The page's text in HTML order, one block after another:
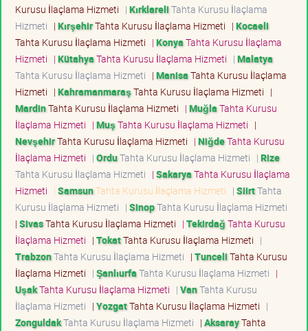
Kurusu İlaçlama Hizmeti | KırklareliTahta Kurusu İlaçlama
Hizmeti | KırşehirTahta Kurusu İlaçlama Hizmeti | Kocaeli
Tahta Kurusu İlaçlama Hizmeti | KonyaTahta Kurusu İlaçlama
Hizmeti | KütahyaTahta Kurusu İlaçlama Hizmeti | Malatya
Tahta Kurusu İlaçlama Hizmeti | ManisaTahta Kurusu İlaçlama
Hizmeti | KahramanmaraşTahta Kurusu İlaçlama Hizmeti |
MardinTahta Kurusu İlaçlama Hizmeti | MuğlaTahta Kurusu
İlaçlama Hizmeti | MuşTahta Kurusu İlaçlama Hizmeti |
NevşehirTahta Kurusu İlaçlama Hizmeti | NiğdeTahta Kurusu
İlaçlama Hizmeti | OrduTahta Kurusu İlaçlama Hizmeti | Rize
Tahta Kurusu İlaçlama Hizmeti | SakaryaTahta Kurusu İlaçlama
Hizmeti | SamsunTahta Kurusu İlaçlama Hizmeti | SiirtTahta
Kurusu İlaçlama Hizmeti | SinopTahta Kurusu İlaçlama Hizmeti
| SivasTahta Kurusu İlaçlama Hizmeti | TekirdağTahta Kurusu
İlaçlama Hizmeti | TokatTahta Kurusu İlaçlama Hizmeti |
TrabzonTahta Kurusu İlaçlama Hizmeti | TunceliTahta Kurusu
İlaçlama Hizmeti | ŞanlıurfaTahta Kurusu İlaçlama Hizmeti |
UşakTahta Kurusu İlaçlama Hizmeti | VanTahta Kurusu
İlaçlama Hizmeti | YozgatTahta Kurusu İlaçlama Hizmeti |
ZonguldakTahta Kurusu İlaçlama Hizmeti | AksarayTahta